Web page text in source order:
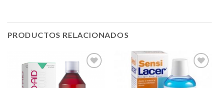
PRODUCTOS RELACIONADOS